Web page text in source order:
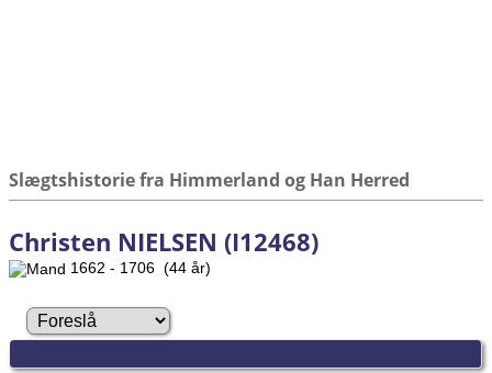
Slægtshistorie fra Himmerland og Han Herred
Christen NIELSEN (I12468)
1662 - 1706 (44 år)